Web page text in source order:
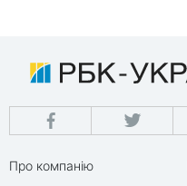
Про компанію